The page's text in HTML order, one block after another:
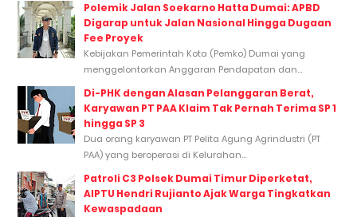
Polemik Jalan Soekarno Hatta Dumai: APBD
Digarap untuk Jalan Nasional Hingga Dugaan
Fee Proyek
Kebijakan Pemerintah Kota (Pemko) Dumai yang
menggelontorkan Anggaran Pendapatan dan...
Di-PHK dengan Alasan Pelanggaran Berat,
Karyawan PT PAA Klaim Tak Pernah Terima SP 1
hingga SP 3
Dua orang karyawan PT Pelita Agung Agrindustri (PT
PAA) yang beroperasi di Kelurahan...
Patroli C3 Polsek Dumai Timur Diperketat,
AIPTU Hendri Rujianto Ajak Warga Tingkatkan
Kewaspadaan